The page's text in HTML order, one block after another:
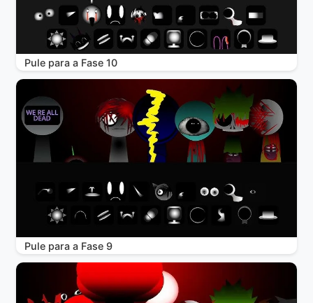
Pule para a Fase 10
Pule para a Fase 9